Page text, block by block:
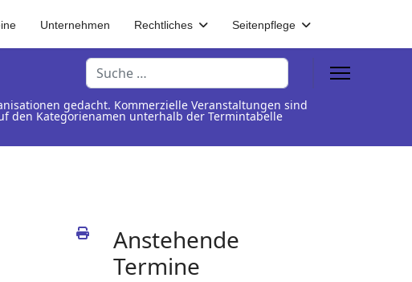
Unternehmen Rechtliches Seitenpflege
Suchen
gedacht. Kommerzielle Veranstaltungen sind
den Kategorienamen unterhalb der Termintabelle
Anstehende
Termine